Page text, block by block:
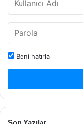
Beni hatırla
Son Yazılar